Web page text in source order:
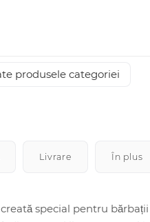
produsele categoriei
Livrare În plus
special pentru